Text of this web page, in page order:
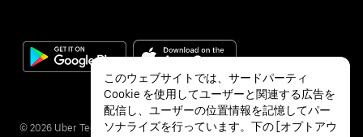
© 2026 Uber Technologies Inc.
このウェブサイトでは、サードパーティ
Cookie を使用してユーザーと関連する広告を
配信し、ユーザーの位置情報を記憶してパー
ソナライズを行っています。下の [オプトアウ